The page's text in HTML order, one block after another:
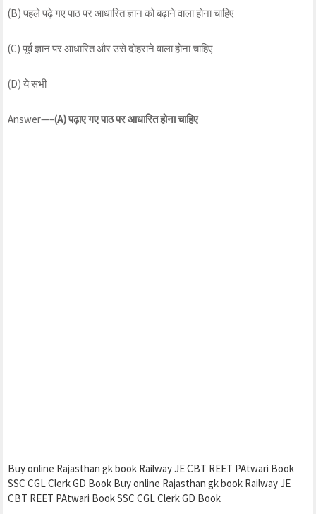
(B) पहले पढ़े गए पाठ पर आधारित ज्ञान को बढ़ाने वाला होना चाहिए
(C) पूर्व ज्ञान पर आधारित और उसे दोहराने वाला होना चाहिए
(D) ये सभी
Answer—–(A)पढ़ाएगएपाठपरआधारितहोनाचाहिए
Buy online Rajasthan gk book Railway JE CBT REET PAtwari Book
SSC CGL Clerk GD Book Buy online Rajasthan gk book Railway JE
CBT REET PAtwari Book SSC CGL Clerk GD Book